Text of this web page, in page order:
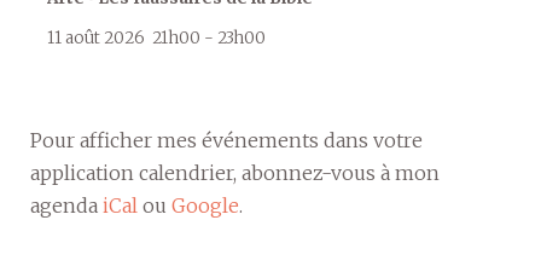
11 août 2026 21h00 - 23h00
Pour afficher mes événements dans votre
application calendrier, abonnez-vous à mon
agenda iCal ou Google.